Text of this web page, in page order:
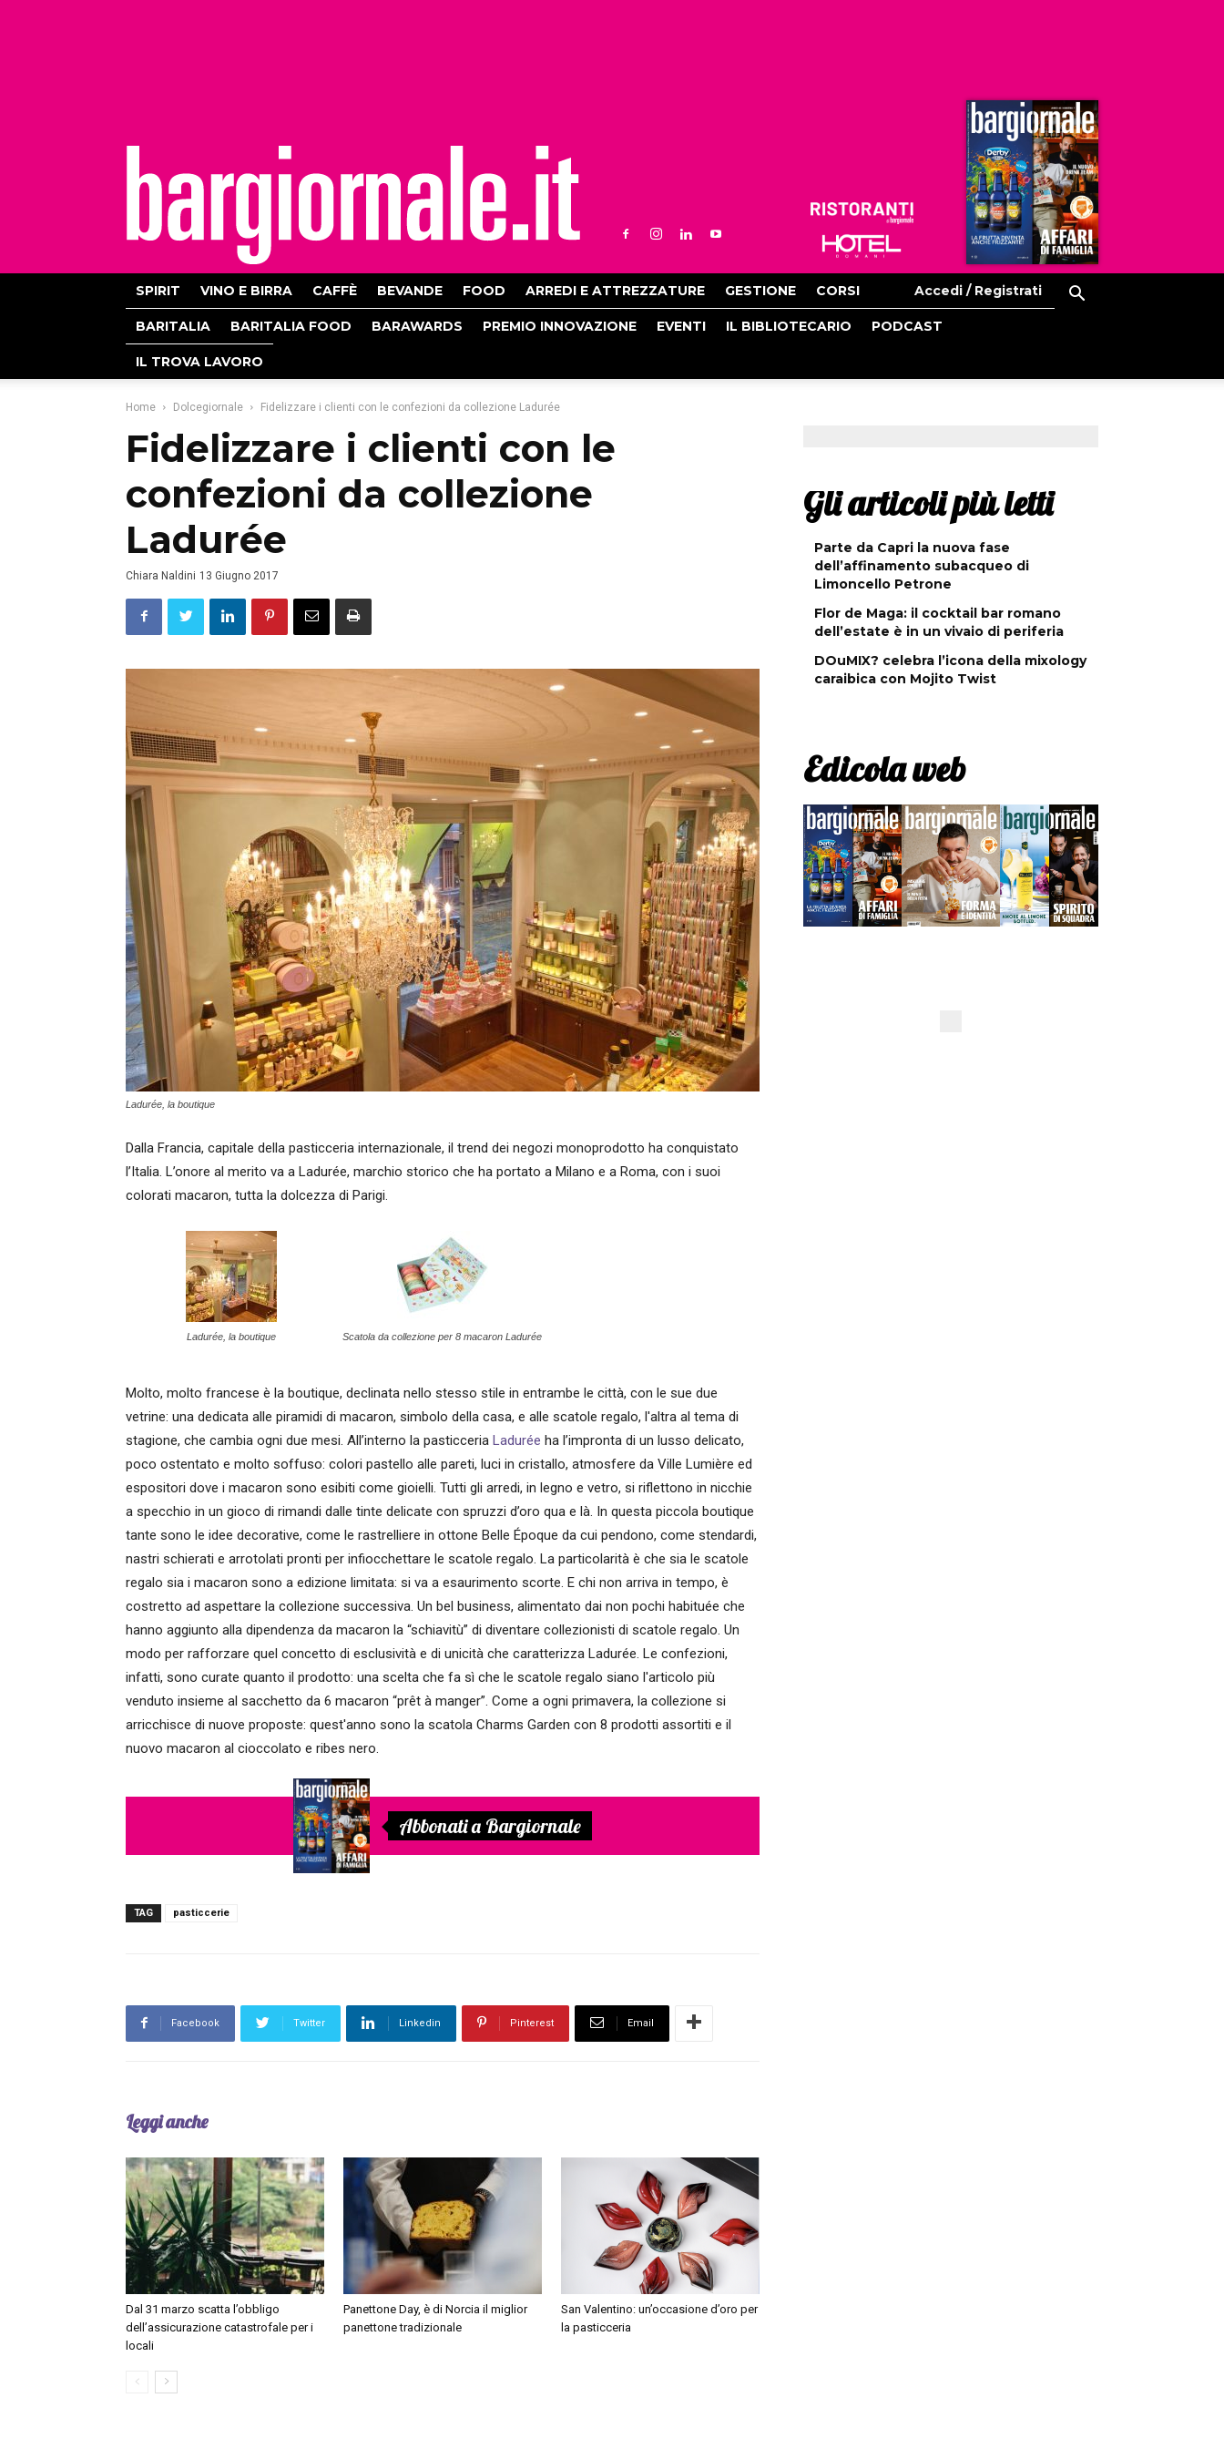
Ristoranti
Hoteldomani
SPIRIT VINO E BIRRA CAFFÈ BEVANDE FOOD ARREDI E ATTREZZATURE GESTIONE CORSI Accedi / Registrati
BARITALIA BARITALIA FOOD BARAWARDS PREMIO INNOVAZIONE EVENTI IL BIBLIOTECARIO PODCAST
IL TROVA LAVORO
Home Dolcegiornale Fidelizzare i clienti con le confezioni da collezione Ladurée
Fidelizzare i clienti con le
confezioni da collezione
Ladurée
Chiara Naldini 13 Giugno 2017
Ladurée, la boutique
Dalla Francia, capitale della pasticceria internazionale, il trend dei negozi monoprodotto ha conquistato
l’Italia. L’onore al merito va a Ladurée, marchio storico che ha portato a Milano e a Roma, con i suoi
colorati macaron, tutta la dolcezza di Parigi.
Ladurée, la boutique Scatola da collezione per 8 macaron Ladurée
Molto, molto francese è la boutique, declinata nello stesso stile in entrambe le città, con le sue due
vetrine: una dedicata alle piramidi di macaron, simbolo della casa, e alle scatole regalo, l'altra al tema di
stagione, che cambia ogni due mesi. All’interno la pasticceria Ladurée ha l’impronta di un lusso delicato,
poco ostentato e molto soffuso: colori pastello alle pareti, luci in cristallo, atmosfere da Ville Lumière ed
espositori dove i macaron sono esibiti come gioielli. Tutti gli arredi, in legno e vetro, si riflettono in nicchie
a specchio in un gioco di rimandi dalle tinte delicate con spruzzi d’oro qua e là. In questa piccola boutique
tante sono le idee decorative, come le rastrelliere in ottone Belle Époque da cui pendono, come stendardi,
nastri schierati e arrotolati pronti per infiocchettare le scatole regalo. La particolarità è che sia le scatole
regalo sia i macaron sono a edizione limitata: si va a esaurimento scorte. E chi non arriva in tempo, è
costretto ad aspettare la collezione successiva. Un bel business, alimentato dai non pochi habituée che
hanno aggiunto alla dipendenza da macaron la “schiavitù” di diventare collezionisti di scatole regalo. Un
modo per rafforzare quel concetto di esclusività e di unicità che caratterizza Ladurée. Le confezioni,
infatti, sono curate quanto il prodotto: una scelta che fa sì che le scatole regalo siano l'articolo più
venduto insieme al sacchetto da 6 macaron “prêt à manger”. Come a ogni primavera, la collezione si
arricchisce di nuove proposte: quest'anno sono la scatola Charms Garden con 8 prodotti assortiti e il
nuovo macaron al cioccolato e ribes nero.
Abbonati a Bargiornale
TAG pasticcerie
Facebook Twitter Linkedin Pinterest Email
Leggi anche
Dal 31 marzo scatta l’obbligo
dell’assicurazione catastrofale per i
locali
Panettone Day, è di Norcia il miglior
panettone tradizionale
San Valentino: un’occasione d’oro per
la pasticceria
Gli articoli più letti
Parte da Capri la nuova fase
dell’affinamento subacqueo di
Limoncello Petrone
Flor de Maga: il cocktail bar romano
dell’estate è in un vivaio di periferia
DOuMIX? celebra l’icona della mixology
caraibica con Mojito Twist
Edicola web